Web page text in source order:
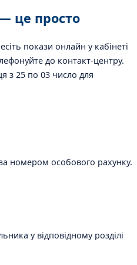
це просто
покази онлайн у кабінеті
до контакт-центру.
з 25 по 03 число для
номером особового рахунку.
у відповідному розділі